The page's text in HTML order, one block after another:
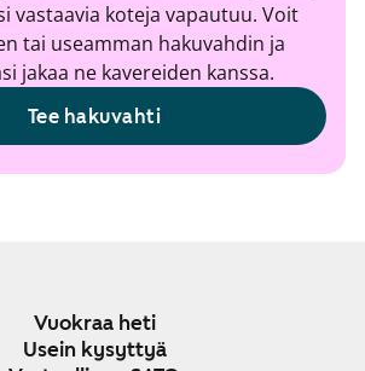
vastaavia koteja vapautuu. Voit
tai useamman hakuvahdin ja
jakaa ne kavereiden kanssa.
Tee hakuvahti
Vuokraa heti
Usein kysyttyä